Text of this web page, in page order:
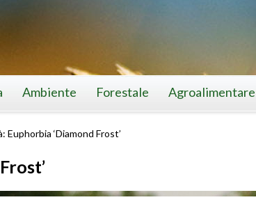
Ambiente Forestale Agroalimentare
Euphorbia ‘Diamond Frost’